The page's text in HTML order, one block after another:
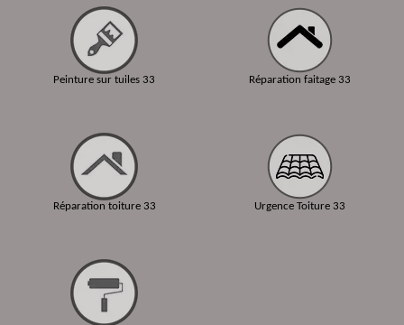
Peinture sur tuiles 33
Réparation toiture 33
Réparation faitage 33
Urgence Toiture 33